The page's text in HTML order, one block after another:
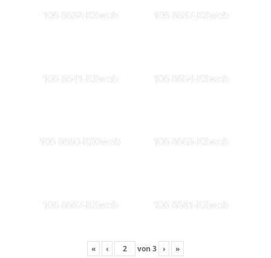
106 8632-KSweb 106 8637-KSweb
106 8641-KSweb 106 8654-KSweb
106 8660-KS0web 106 8663-KSweb
106 8667-KSweb 106 8681-KSweb
« ‹ von 3 › »